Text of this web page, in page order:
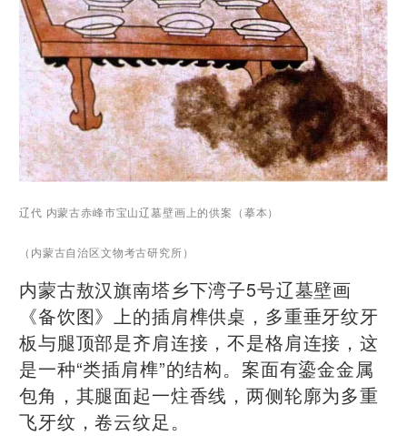
辽代 内蒙古赤峰市宝山辽墓壁画上的供案（摹本）
（内蒙古自治区文物考古研究所）
内蒙古敖汉旗南塔乡下湾子5号辽墓壁画
《备饮图》上的插肩榫供桌，多重垂牙纹牙
板与腿顶部是齐肩连接，不是格肩连接，这
是一种“类插肩榫”的结构。案面有鎏金金属
包角，其腿面起一炷香线，两侧轮廓为多重
飞牙纹，卷云纹足。